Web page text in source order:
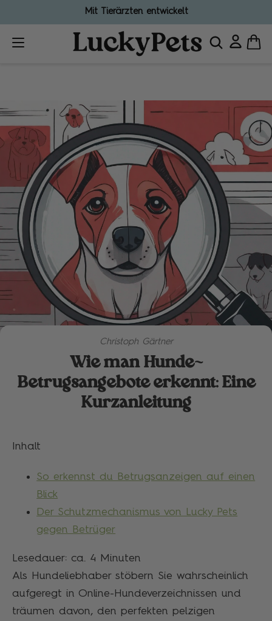
Mit Tierärzten entwickelt
Christoph Gärtner
Wie man Hunde-
Betrugsangebote erkennt: Eine
Kurzanleitung
Inhalt
So erkennst du Betrugsanzeigen auf einen
Blick
Der Schutzmechanismus von Lucky Pets
gegen Betrüger
Lesedauer: ca. 4
Minuten
Als Hundeliebhaber stöbern Sie wahrscheinlich
aufgeregt in Online-Hundeverzeichnissen und
träumen davon, den perfekten pelzigen